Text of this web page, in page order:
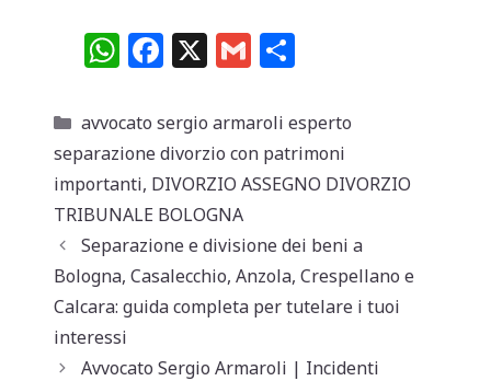
W
at
s
A
p
p
F
c
e
b
o
o
k
X G
ai
l
n
di
vi
Categorie
avvocato sergio armaroli esperto
separazione divorzio con patrimoni
importanti, DIVORZIO ASSEGNO DIVORZIO
TRIBUNALE BOLOGNA
Separazione e divisione dei beni a
Bologna, Casalecchio, Anzola, Crespellano e
Calcara: guida completa per tutelare i tuoi
interessi
Avvocato Sergio Armaroli | Incidenti